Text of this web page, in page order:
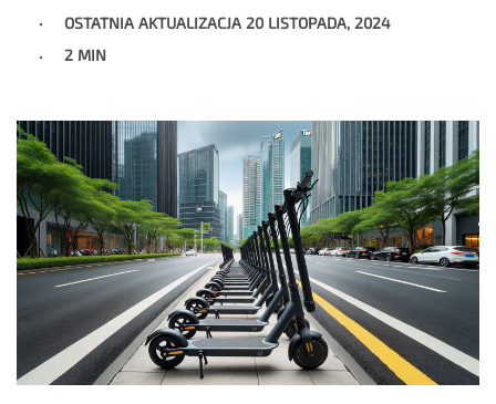
OSTATNIA AKTUALIZACJA 20 LISTOPADA, 2024
2 MIN